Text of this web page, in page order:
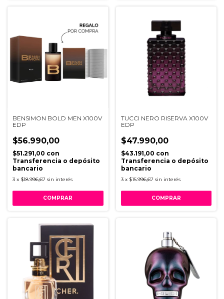
BENSIMON BOLD MEN X100V
EDP
$56.990,00
$51.291,00 con
Transferencia o depósito
bancario
3 x $18.996,67 sin interés
TUCCI NERO RISERVA X100V
EDP
$47.990,00
$43.191,00 con
Transferencia o depósito
bancario
3 x $15.996,67 sin interés